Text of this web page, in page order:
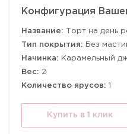
Конфигурация
Название: Торт на день
Тип покрытия: Без
Начинка: Карамельный
Вес: 2
Количество ярусов: 1
Купить в 1 клик